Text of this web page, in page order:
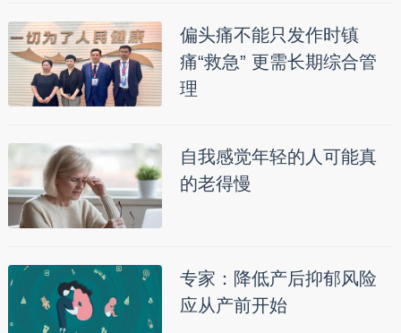
偏头痛不能只发作时镇
痛“救急” 更需长期综合管
理
自我感觉年轻的人可能真
的老得慢
专家：降低产后抑郁风险
应从产前开始